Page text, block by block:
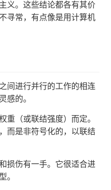
义。这些结论都各有其价
寻常，有点像是用计算机
间进行并行的工作的相连
感的。
重（或联结强度）而定。
而是非符号化的，以联结
损伤有一手。它很适合进
。